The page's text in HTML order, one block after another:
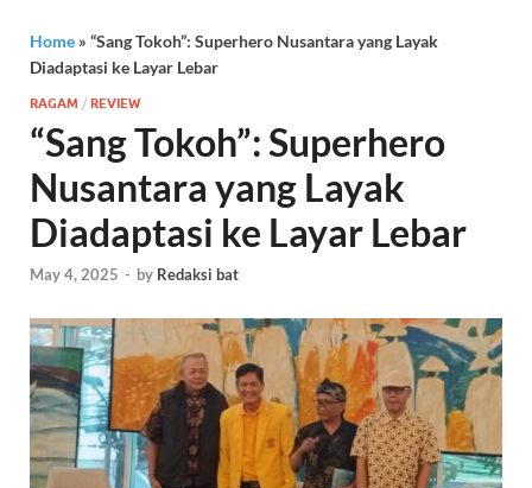
Home » “Sang Tokoh”: Superhero Nusantara yang Layak
Diadaptasi ke Layar Lebar
RAGAM / REVIEW
“Sang Tokoh”: Superhero
Nusantara yang Layak
Diadaptasi ke Layar Lebar
May 4, 2025 - by Redaksi bat